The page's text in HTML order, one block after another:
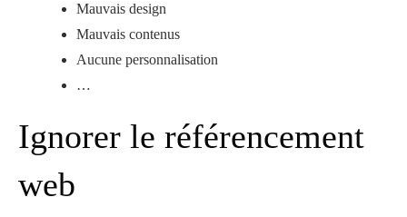
Mauvais design
Mauvais contenus
Aucune personnalisation
…
Ignorer le référencement
web